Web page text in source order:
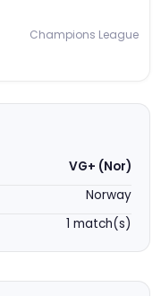
Champions League
VG+ (Nor)
Norway
1 match(s)